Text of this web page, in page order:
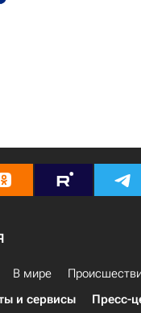
В мире
и сервисы Пресс-